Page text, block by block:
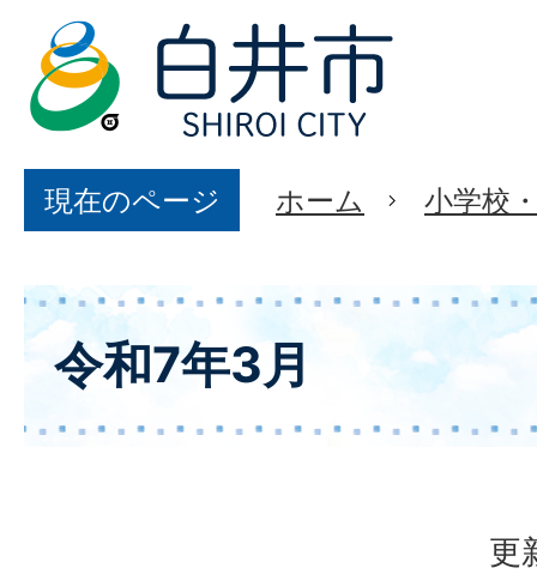
現在のページ ホーム 小学校
令和7年3月
更